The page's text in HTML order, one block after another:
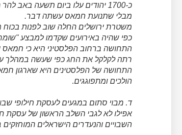
כ-1700 יהודים עלו ביום תשעה
מבלי שתנועת חמאס עשתה דבר.
משטרת ירושלים החלה שוב לפנות
כפי שהיה באירועים שקדמו למבצע
התחושה ברחוב הפלסטיני היא כי
רתה לקלקל את החג כפי שעשה במהלך
התחושה של הפלסטינים היא שארגון
הולכים ומתפוגגים.
ד. מבוי סתום במגעים לעסקת חילופי
השבויים והנעדרים הישראלים